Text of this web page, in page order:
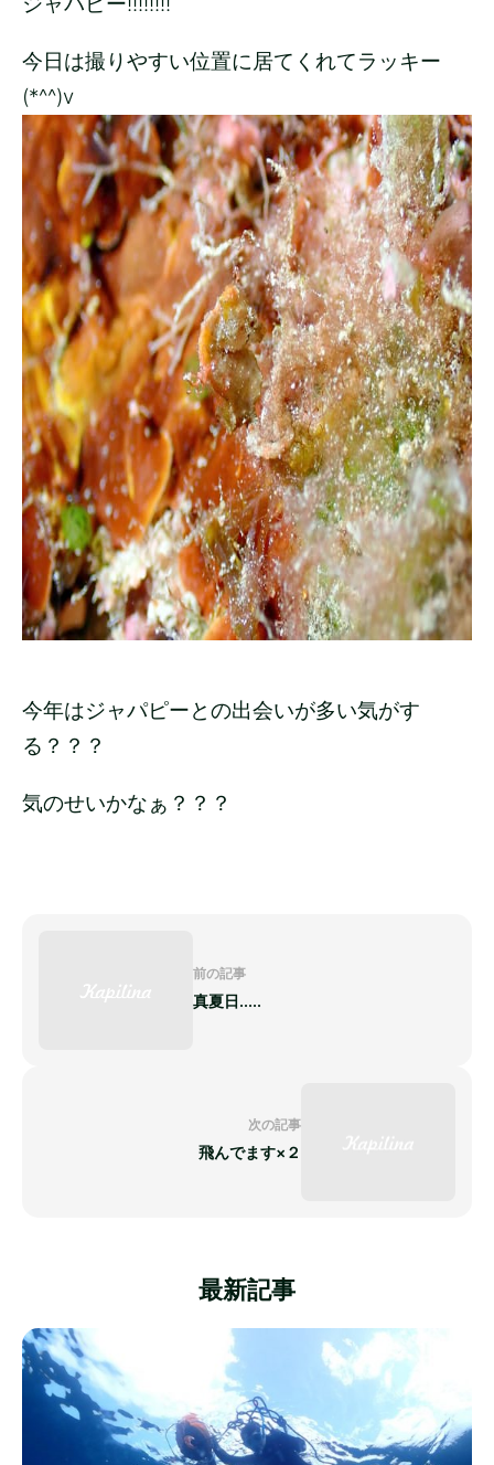
今日は撮りやすい位置に居てくれてラッキー
(*^^)v
今年はジャパピーとの出会いが多い気がす
る？？？
気のせいかなぁ？？？
前の記事
真夏日.....
次の記事
飛んでます×２
最新記事